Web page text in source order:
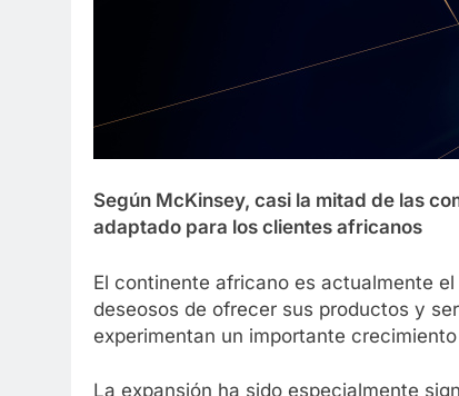
Según McKinsey, casi la mitad de las
adaptado para los clientes africanos
El continente africano es actualmente
deseosos de ofrecer sus productos y
experimentan un importante
La expansión ha sido especialmente